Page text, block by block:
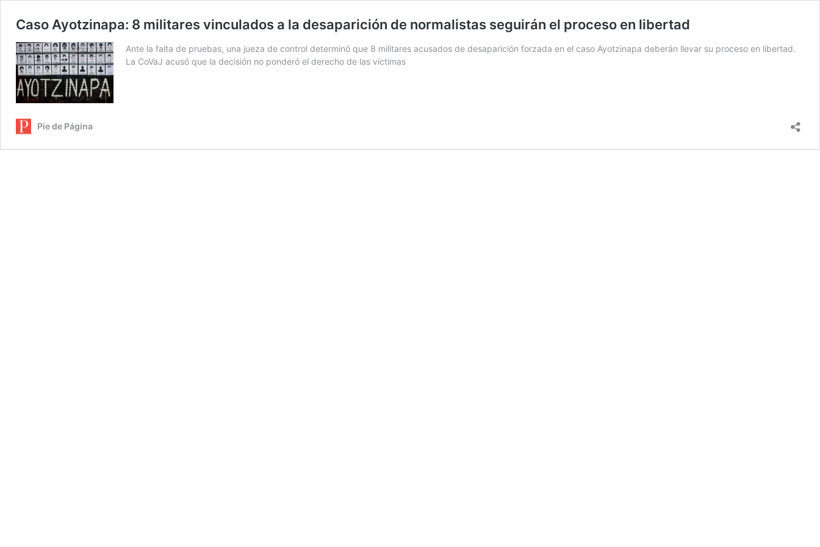
Caso Ayotzinapa: 8 militares vinculados a la desaparición de normalistas seguirán el proceso en libertad
Ante la falta de pruebas, una jueza de control determinó que 8 militares acusados de desaparición forzada en el caso Ayotzinapa deberán llevar su proceso en libertad.
La CoVaJ acusó que la decisión no ponderó el derecho de las víctimas
Pie de Página